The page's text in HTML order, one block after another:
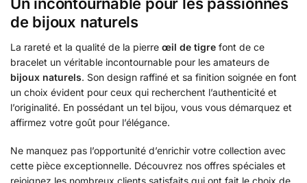
de bijoux naturels
La rareté et la qualité de la pierre œil de tigre font de ce
bracelet un véritable incontournable pour les amateurs de
bijoux naturels. Son design raffiné et sa finition soignée en font
un choix évident pour ceux qui recherchent l’authenticité et
l’originalité. En possédant un tel bijou, vous vous démarquez et
affirmez votre goût pour l’élégance.
Ne manquez pas l’opportunité d’enrichir votre collection avec
cette pièce exceptionnelle. Découvrez nos offres spéciales et